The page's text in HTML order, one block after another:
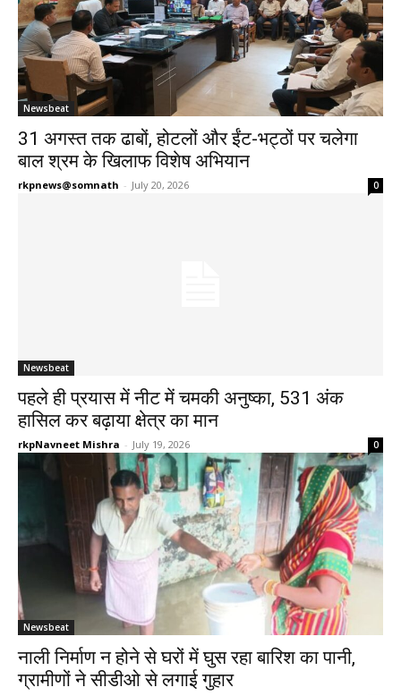
Newsbeat
31 अगस्त तक ढाबों, होटलों और ईंट-भट्ठों पर चलेगा
बाल श्रम के खिलाफ विशेष अभियान
rkpnews@somnath - July 20, 2026 0
Newsbeat
पहले ही प्रयास में नीट में चमकी अनुष्का, 531 अंक
हासिल कर बढ़ाया क्षेत्र का मान
rkpNavneet Mishra - July 19, 2026 0
Newsbeat
नाली निर्माण न होने से घरों में घुस रहा बारिश का पानी,
ग्रामीणों ने सीडीओ से लगाई गुहार